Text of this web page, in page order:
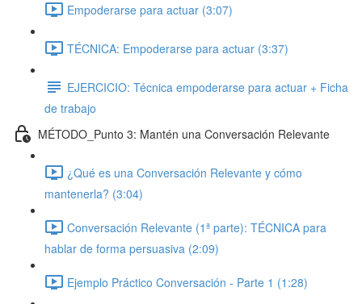
Empoderarse para actuar (3:07)
TÉCNICA: Empoderarse para actuar (3:37)
EJERCICIO: Técnica empoderarse para actuar + Ficha
de trabajo
MÉTODO_Punto 3: Mantén una Conversación Relevante
¿Qué es una Conversación Relevante y cómo
mantenerla? (3:04)
Conversación Relevante (1ª parte): TÉCNICA para
hablar de forma persuasiva (2:09)
Ejemplo Práctico Conversación - Parte 1 (1:28)